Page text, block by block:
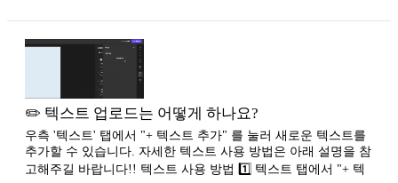
✏️ 텍스트 업로드는 어떻게 하나요?
우측 '텍스트' 탭에서 "+ 텍스트 추가" 를 눌러 새로운 텍스트를
추가할 수 있습니다. 자세한 텍스트 사용 방법은 아래 설명을 참
고해주길 바랍니다!! 텍스트 사용 방법 1️⃣ 텍스트 탭에서 "+ 텍